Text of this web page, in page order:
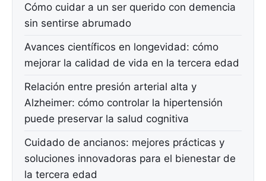
Cómo cuidar a un ser querido con demencia
sin sentirse abrumado
Avances científicos en longevidad: cómo
mejorar la calidad de vida en la tercera edad
Relación entre presión arterial alta y
Alzheimer: cómo controlar la hipertensión
puede preservar la salud cognitiva
Cuidado de ancianos: mejores prácticas y
soluciones innovadoras para el bienestar de
la tercera edad